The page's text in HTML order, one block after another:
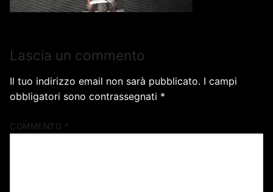
Lascia un commento
Il tuo indirizzo email non sarà pubblicato. I campi
obbligatori sono contrassegnati *
COMMENTO *